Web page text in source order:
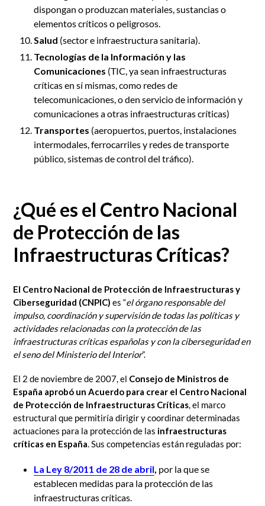
dispongan o produzcan materiales, sustancias o
elementos críticos o peligrosos.
Salud (sector e infraestructura sanitaria).
Tecnologías de la Información y las
Comunicaciones (TIC, ya sean infraestructuras
críticas en sí mismas, como redes de
telecomunicaciones, o den servicio de información y
comunicaciones a otras infraestructuras críticas)
Transportes (aeropuertos, puertos, instalaciones
intermodales, ferrocarriles y redes de transporte
público, sistemas de control del tráfico).
¿Qué es el Centro Nacional
de Protección de las
Infraestructuras Críticas?
El Centro Nacional de Protección de Infraestructuras y
Ciberseguridad (CNPIC) es “el órgano responsable del
impulso, coordinación y supervisión de todas las políticas y
actividades relacionadas con la protección de las
infraestructuras críticas españolas y con la ciberseguridad en
el seno del Ministerio del Interior”.
El 2 de noviembre de 2007, el Consejo de Ministros de
España aprobó un Acuerdo para crear el Centro Nacional
de Protección de Infraestructuras Críticas, el marco
estructural que permitiría dirigir y coordinar determinadas
actuaciones para la protección de las infraestructuras
críticas en España. Sus competencias están reguladas por:
La Ley 8/2011 de 28 de abril por la que se
establecen medidas para la protección de las
infraestructuras críticas.